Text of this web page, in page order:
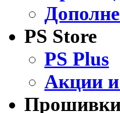
PS Store
PS Plus
Акции